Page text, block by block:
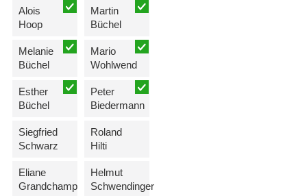
Alois
Hoop
Melanie
Büchel
Esther
Büchel
Siegfried
Schwarz
Eliane
Grandchamp
Martin
Büchel
Mario
Wohlwend
Peter
Biedermann
Roland
Hilti
Helmut
Schwendinger